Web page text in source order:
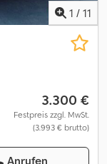
1 / 11
3.300 €
Festpreis zzgl. MwSt.
(3.993 € brutto)
Anrufen